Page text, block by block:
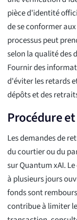
pièce d'identité
de se conformer
processus peut
selon la qualité des
Fournir des
d'éviter les retards
dépôts et des
Procédure
Les demandes de
du courtier ou du
sur Quantum xAI.
à plusieurs jours
fonds sont
contribue à limiter